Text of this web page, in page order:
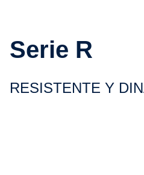
Serie R
RESISTENTE Y